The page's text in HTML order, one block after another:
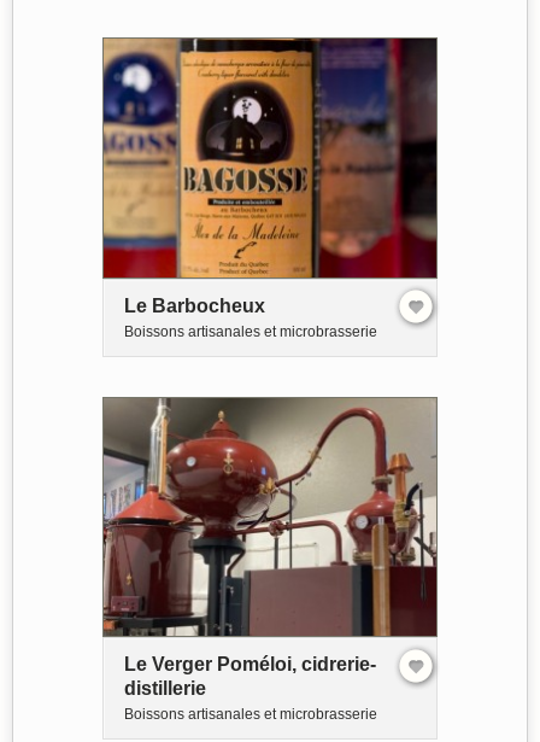
Le Barbocheux
Boissons artisanales et microbrasserie
Le Verger Poméloi, cidrerie-
distillerie
Boissons artisanales et microbrasserie